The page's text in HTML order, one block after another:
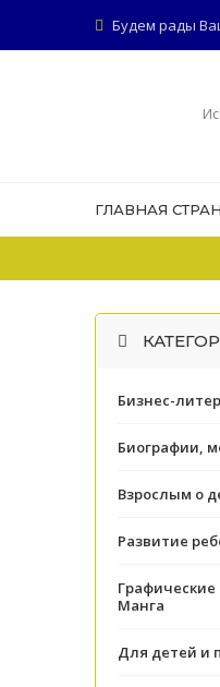
Будем рады
ГЛАВНАЯ
Бизнес-
Биографии,
Взрослым о
Развитие
Манга
Для детей и